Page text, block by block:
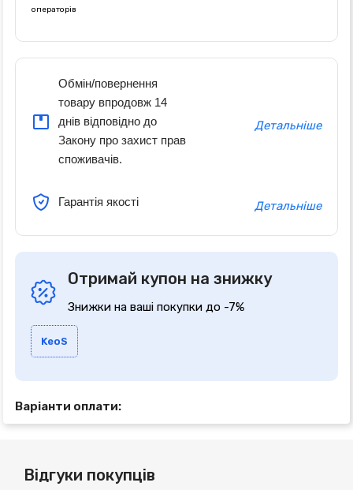
операторів
Обмін/повернення
товару впродовж 14
днів відповідно до
Закону про захист прав
споживачів.
Детальніше
Гарантія якості Детальніше
Отримай купон на знижку
Знижки на ваші покупки до -7%
KeoS
Варіанти оплати:
Відгуки покупців